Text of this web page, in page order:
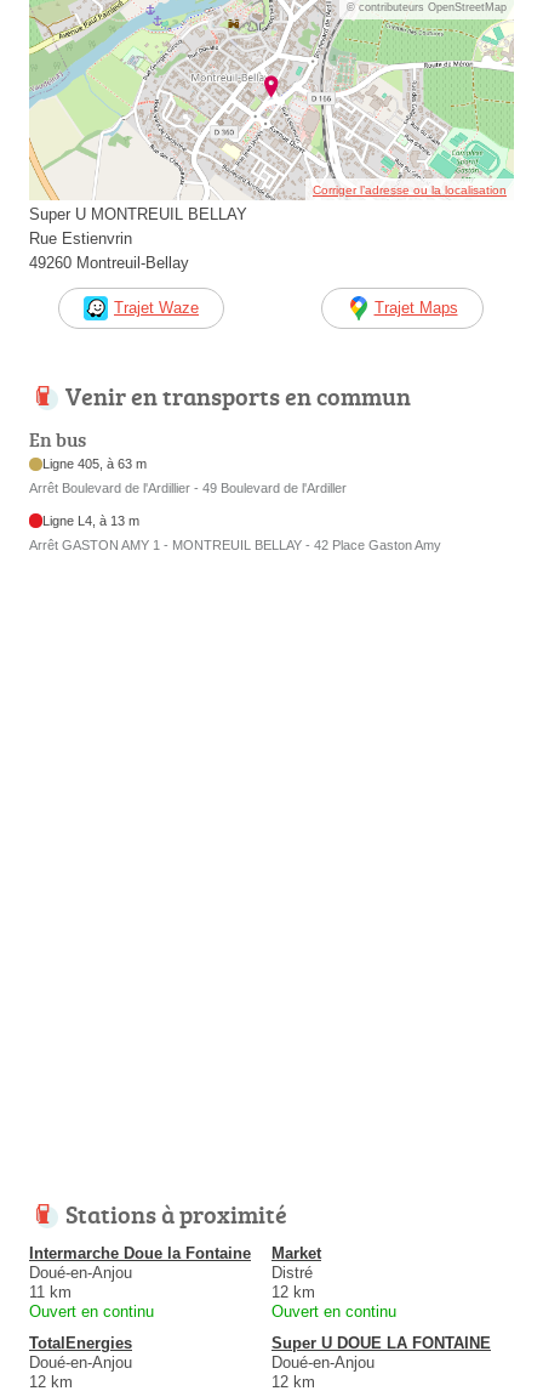
© contributeurs OpenStreetMap
Corriger l’adresse ou la localisation
Super U MONTREUIL BELLAY
Rue Estienvrin
49260 Montreuil-Bellay
Trajet Waze Trajet Maps
Venir en transports en commun
En bus
Ligne 405, à 63 m
Arrêt Boulevard de l'Ardillier - 49 Boulevard de l'Ardiller
Ligne L4, à 13 m
Arrêt GASTON AMY 1 - MONTREUIL BELLAY - 42 Place Gaston Amy
Stations à proximité
Intermarche Doue la Fontaine
Doué-en-Anjou
11 km
Ouvert en continu
Market
Distré
12 km
Ouvert en continu
TotalEnergies
Doué-en-Anjou
12 km
Super U DOUE LA FONTAINE
Doué-en-Anjou
12 km